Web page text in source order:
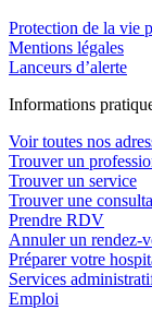
Protection de la vie
Mentions légales
Lanceurs d’alerte
Informations prat
Voir toutes nos
Trouver un
Trouver un service
Trouver une
Prendre RDV
Annuler un rendez-
Préparer votre
Services
Emploi​